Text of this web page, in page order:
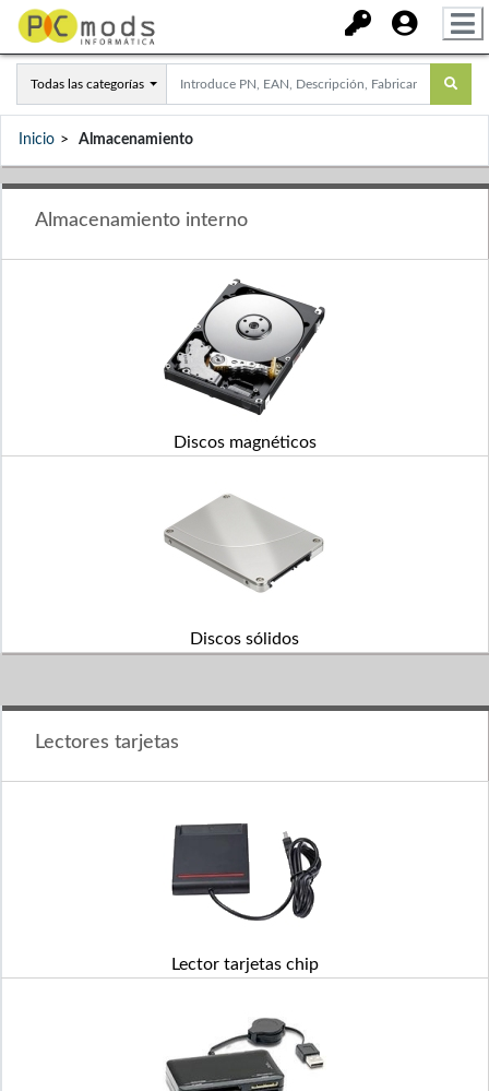
Todas las categorías
Inicio Almacenamiento
Almacenamiento interno
Discos magnéticos
Discos sólidos
Lectores tarjetas
Lector tarjetas chip